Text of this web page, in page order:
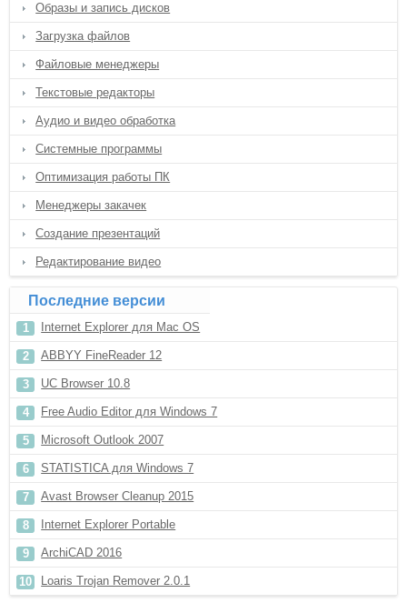
Образы и запись дисков
Загрузка файлов
Файловые менеджеры
Текстовые редакторы
Аудио и видео обработка
Системные программы
Оптимизация работы ПК
Менеджеры закачек
Создание презентаций
Редактирование видео
Последние версии
Internet Explorer для Mac OS
ABBYY FineReader 12
UC Browser 10.8
Free Audio Editor для Windows 7
Microsoft Outlook 2007
STATISTICA для Windows 7
Avast Browser Cleanup 2015
Internet Explorer Portable
ArchiCAD 2016
Loaris Trojan Remover 2.0.1